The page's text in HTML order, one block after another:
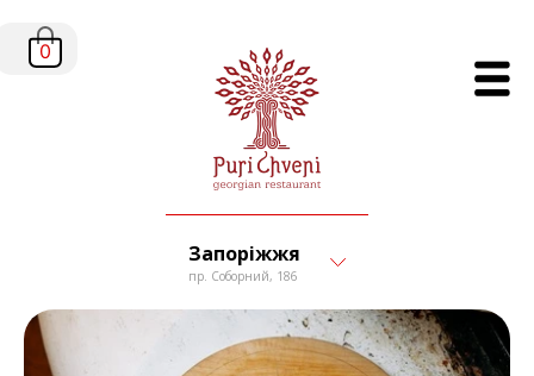
Запоріжжя
пр. Соборний, 186
0